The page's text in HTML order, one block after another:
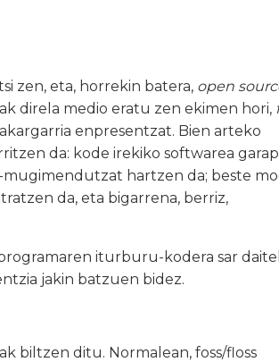
zen, eta, horrekin batera, open
direla medio eratu zen ekimen hori,
enpresentzat. Bien arteko
da: kode irekiko softwarea
mugimendutzat hartzen da; beste
da, eta bigarrena, berriz,
iturburu-kodera sar
jakin batzuen bidez.
biltzen ditu. Normalean, foss/floss